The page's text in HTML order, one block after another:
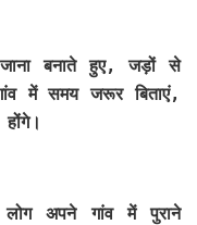
बनाते हुए, जड़ों से
में समय जरूर बिताएं,
अपने गांव में पुराने